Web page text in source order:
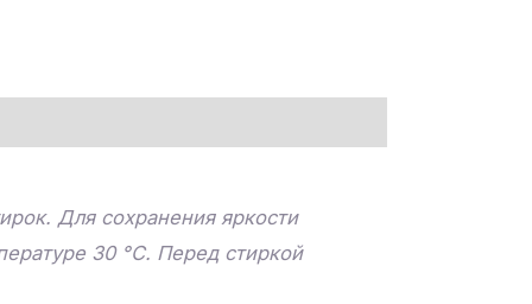
Для сохранения яркости
30 °C. Перед стиркой